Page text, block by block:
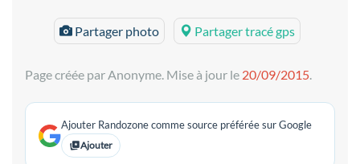
Partager photo Partager tracé gps
Page créée par Anonyme. Mise à jour le 20/09/2015.
Ajouter Randozone comme source préférée sur Google
Ajouter